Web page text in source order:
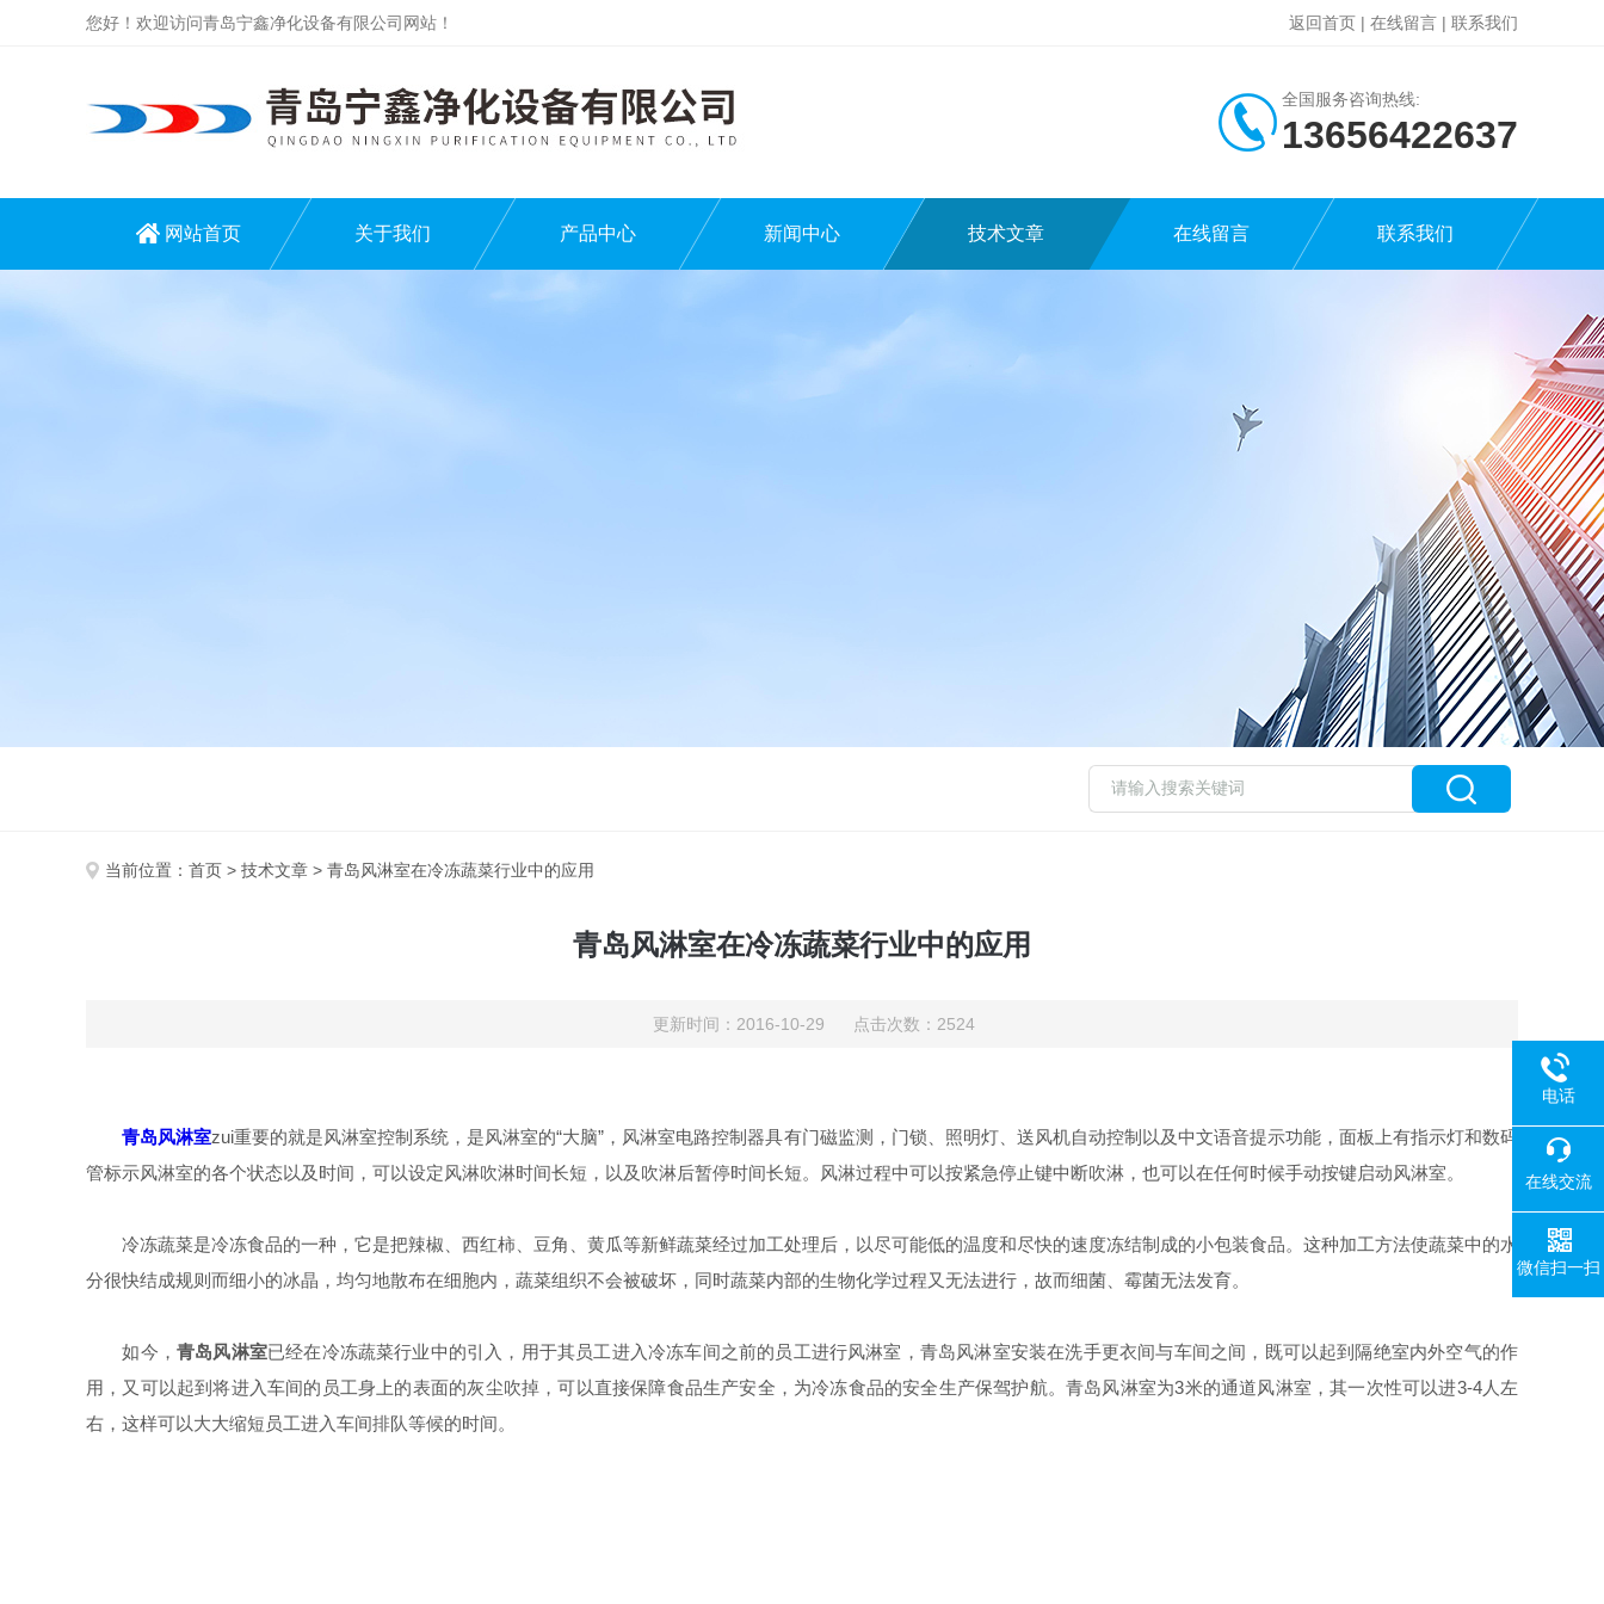
您好！欢迎访问青岛宁鑫净化设备有限公司网站！ 返回首页 | 在线留言 | 联系我们
全国服务咨询热线:
13656422637
网站首页 关于我们 产品中心 新闻中心 技术文章 在线留言 联系我们
当前位置： 首页 > 技术文章 > 青岛风淋室在冷冻蔬菜行业中的应用
青岛风淋室在冷冻蔬菜行业中的应用
更新时间：2016-10-29 点击次数：2524
青岛风淋室zui重要的就是风淋室控制系统，是风淋室的“大脑”，风淋室电路控制器具有门磁监测，门锁、照明灯、送风机自动控制以及中文语音提示功能，面板上有指示灯和数码
管标示风淋室的各个状态以及时间，可以设定风淋吹淋时间长短，以及吹淋后暂停时间长短。风淋过程中可以按紧急停止键中断吹淋，也可以在任何时候手动按键启动风淋室。
冷冻蔬菜是冷冻食品的一种，它是把辣椒、西红柿、豆角、黄瓜等新鲜蔬菜经过加工处理后，以尽可能低的温度和尽快的速度冻结制成的小包装食品。这种加工方法使蔬菜中的水
分很快结成规则而细小的冰晶，均匀地散布在细胞内，蔬菜组织不会被破坏，同时蔬菜内部的生物化学过程又无法进行，故而细菌、霉菌无法发育。
如今， 青岛风淋室已经在冷冻蔬菜行业中的引入，用于其员工进入冷冻车间之前的员工进行风淋室，青岛风淋室安装在洗手更衣间与车间之间，既可以起到隔绝室内外空气的作
用，又可以起到将进入车间的员工身上的表面的灰尘吹掉，可以直接保障食品生产安全，为冷冻食品的安全生产保驾护航。青岛风淋室为3米的通道风淋室，其一次性可以进3-4人左
右，这样可以大大缩短员工进入车间排队等候的时间。
电话
在线交流
微信扫一扫